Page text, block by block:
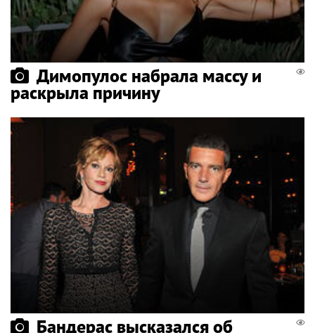
Димопулос набрала массу и
раскрыла причину
Бандерас высказался об